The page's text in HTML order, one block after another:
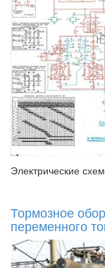
Электрические
Тормозное
переменного